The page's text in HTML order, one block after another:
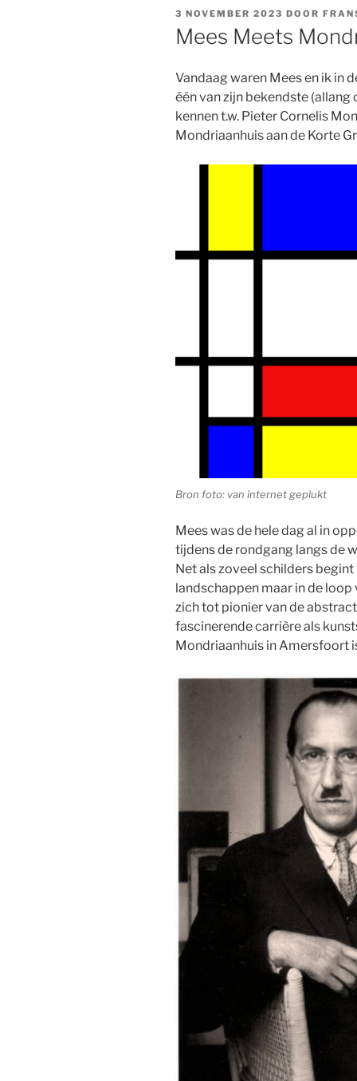
GEPLAATST
OP
3 NOVEMBER 2023 DOOR
Mees Meets
Vandaag waren Mees en ik in
één van zijn bekendste
kennen t.w. Pieter Cornelis
Mondriaanhuis aan de Korte
Bron foto: van internet geplukt
Mees was de hele dag al in
tijdens de rondgang langs de
Net als zoveel schilders
landschappen maar in de
zich tot pionier van de
fascinerende carrière als
Mondriaanhuis in Amersfoort